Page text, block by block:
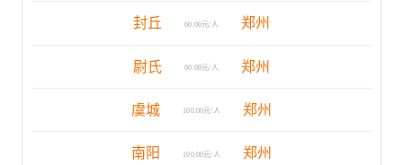
封丘 60.00元/人 郑州
尉氏 60.00元/人 郑州
虞城 100.00元/人 郑州
南阳 100.00元/人 郑州